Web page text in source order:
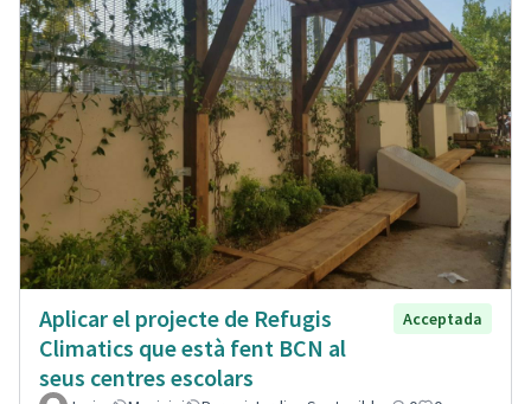
Aplicar el projecte de Refugis
Climatics que està fent BCN al
seus centres escolars
Acceptada